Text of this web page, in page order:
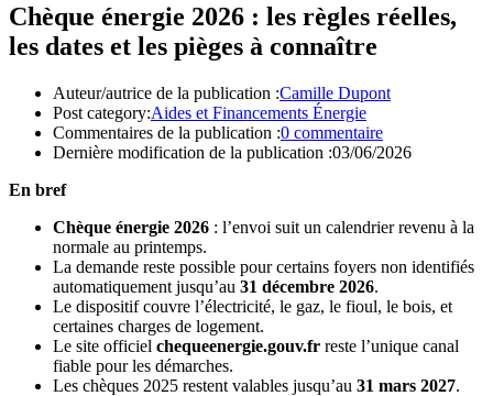
Chèque énergie 2026 : les règles réelles,
les dates et les pièges à connaître
Auteur/autrice de la publication :Camille Dupont
Post category:Aides et Financements Énergie
Commentaires de la publication :0 commentaire
Dernière modification de la publication :03/06/2026
En bref
Chèque énergie 2026 : l’envoi suit un calendrier revenu à la
normale au printemps.
La demande reste possible pour certains foyers non identifiés
automatiquement jusqu’au 31 décembre 2026.
Le dispositif couvre l’électricité, le gaz, le fioul, le bois, et
certaines charges de logement.
Le site officiel chequeenergie.gouv.fr reste l’unique canal
fiable pour les démarches.
Les chèques 2025 restent valables jusqu’au 31 mars 2027.